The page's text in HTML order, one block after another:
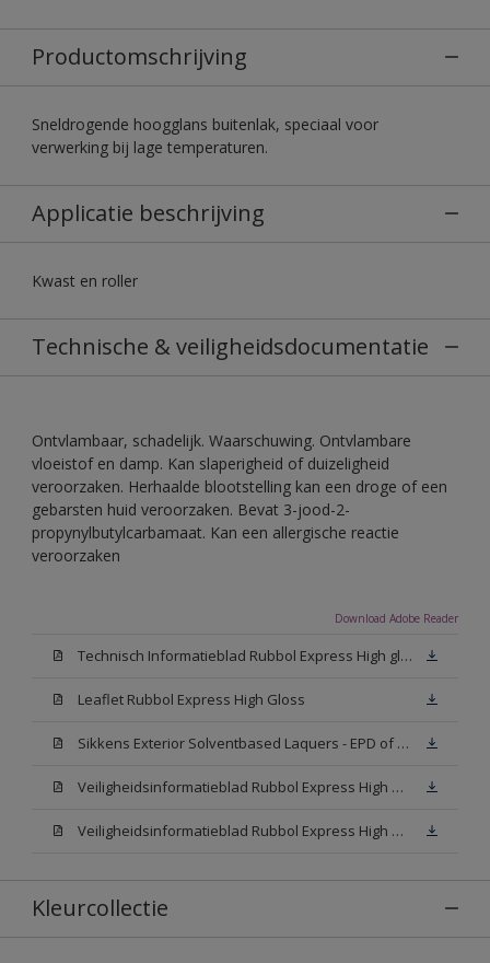
Productomschrijving
Sneldrogende hoogglans buitenlak, speciaal voor
verwerking bij lage temperaturen.
Applicatie beschrijving
Kwast en roller
Technische & veiligheidsdocumentatie
Ontvlambaar, schadelijk. Waarschuwing. Ontvlambare
vloeistof en damp. Kan slaperigheid of duizeligheid
veroorzaken. Herhaalde blootstelling kan een droge of een
gebarsten huid veroorzaken. Bevat 3-jood-2-
propynylbutylcarbamaat. Kan een allergische reactie
veroorzaken
Download Adobe Reader
Technisch Informatieblad Rubbol Express High gloss (New Livery) (PDF)
Leaflet Rubbol Express High Gloss
Sikkens Exterior Solventbased Laquers - EPD of Milieuproductverklaring
Veiligheidsinformatieblad Rubbol Express High Gloss W05 (MSDS)
Veiligheidsinformatieblad Rubbol Express High Gloss N00 (MSDS)
Kleurcollectie